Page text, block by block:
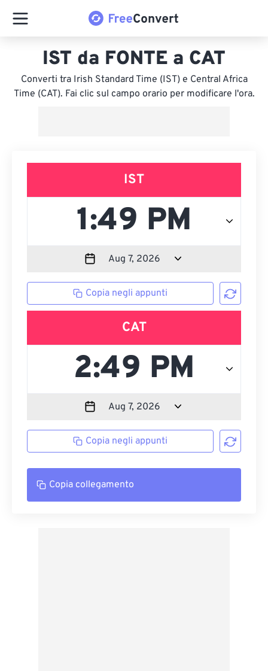
IST da FONTE a CAT
Converti tra Irish Standard Time (IST) e Central Africa
Time (CAT). Fai clic sul campo orario per modificare l'ora.
IST
Copia negli appunti
CAT
Copia negli appunti
Copia collegamento